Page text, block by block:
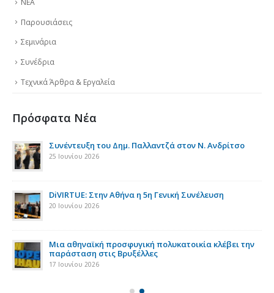
Παρουσιάσεις
Σεμινάρια
Συνέδρια
Τεχνικά Άρθρα & Εργαλεία
Πρόσφατα Νέα
Συνέντευξη του Δημ. Παλλαντζά στον Ν. Ανδρίτσο
25 Ιουνίου 2026
DiVIRTUE: Στην Αθήνα η 5η Γενική Συνέλευση
20 Ιουνίου 2026
Μια αθηναϊκή προσφυγική πολυκατοικία κλέβει την
παράσταση στις Βρυξέλλες
17 Ιουνίου 2026